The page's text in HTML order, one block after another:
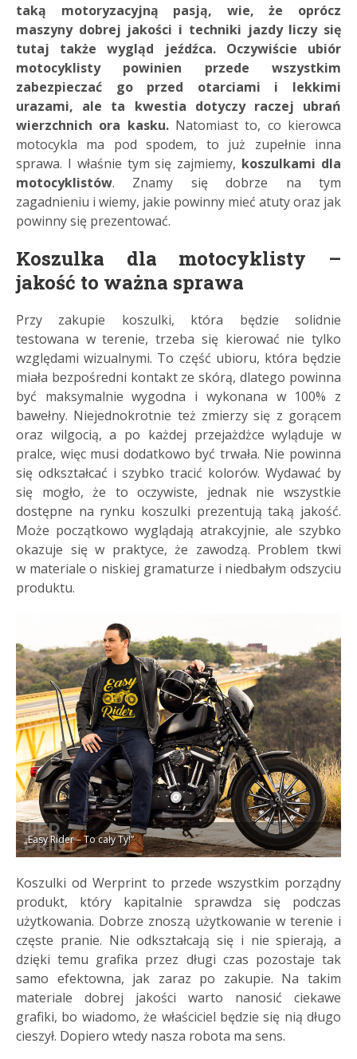
taką motoryzacyjną pasją, wie, że oprócz
maszyny dobrej jakości i techniki jazdy liczy się
tutaj także wygląd jeźdźca. Oczywiście ubiór
motocyklisty powinien przede wszystkim
zabezpieczać go przed otarciami i lekkimi
urazami, ale ta kwestia dotyczy raczej ubrań
wierzchnich ora kasku. Natomiast to, co kierowca
motocykla ma pod spodem, to już zupełnie inna
sprawa. I właśnie tym się zajmiemy, koszulkami dla
motocyklistów. Znamy się dobrze na tym
zagadnieniu i wiemy, jakie powinny mieć atuty oraz jak
powinny się prezentować.
Koszulka dla motocyklisty –
jakość to ważna sprawa
Przy zakupie koszulki, która będzie solidnie
testowana w terenie, trzeba się kierować nie tylko
względami wizualnymi. To część ubioru, która będzie
miała bezpośredni kontakt ze skórą, dlatego powinna
być maksymalnie wygodna i wykonana w 100% z
bawełny. Niejednokrotnie też zmierzy się z gorącem
oraz wilgocią, a po każdej przejażdżce wyląduje w
pralce, więc musi dodatkowo być trwała. Nie powinna
się odkształcać i szybko tracić kolorów. Wydawać by
się mogło, że to oczywiste, jednak nie wszystkie
dostępne na rynku koszulki prezentują taką jakość.
Może początkowo wyglądają atrakcyjnie, ale szybko
okazuje się w praktyce, że zawodzą. Problem tkwi
w materiale o niskiej gramaturze i niedbałym odszyciu
produktu.
„Easy Rider – To cały Ty!”
Koszulki od Werprint to przede wszystkim porządny
produkt, który kapitalnie sprawdza się podczas
użytkowania. Dobrze znoszą użytkowanie w terenie i
częste pranie. Nie odkształcają się i nie spierają, a
dzięki temu grafika przez długi czas pozostaje tak
samo efektowna, jak zaraz po zakupie. Na takim
materiale dobrej jakości warto nanosić ciekawe
grafiki, bo wiadomo, że właściciel będzie się nią długo
cieszył. Dopiero wtedy nasza robota ma sens.